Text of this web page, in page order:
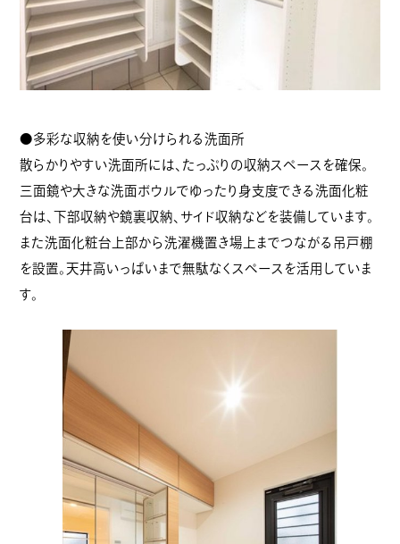
●多彩な収納を使い分けられる洗面所
散らかりやすい洗面所には、たっぷりの収納スペースを確保。
三面鏡や大きな洗面ボウルでゆったり身支度できる洗面化粧
台は、下部収納や鏡裏収納、サイド収納などを装備しています。
また洗面化粧台上部から洗濯機置き場上までつながる吊戸棚
を設置。天井高いっぱいまで無駄なくスペースを活用していま
す。